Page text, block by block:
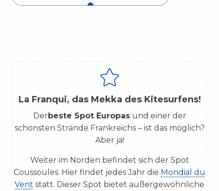
La Franqui, das Mekka des Kitesurfens!
Derbeste Spot Europasund einer der
schönsten Strände Frankreichs – ist das möglich?
Aber ja!
Weiter im Norden befindet sich der Spot
Coussoules. Hier findet jedes Jahr die Mondial du
Vent statt. Dieser Spot bietet außergewöhnliche